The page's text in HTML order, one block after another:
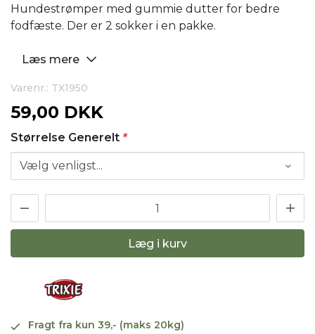
Hundestrømper med gummie dutter for bedre
fodfæste. Der er 2 sokker i en pakke.
Læs mere
Varenr.: TX1950
59,00 DKK
Størrelse Generelt *
Læg i kurv
Fragt fra kun 39,- (maks 20kg)